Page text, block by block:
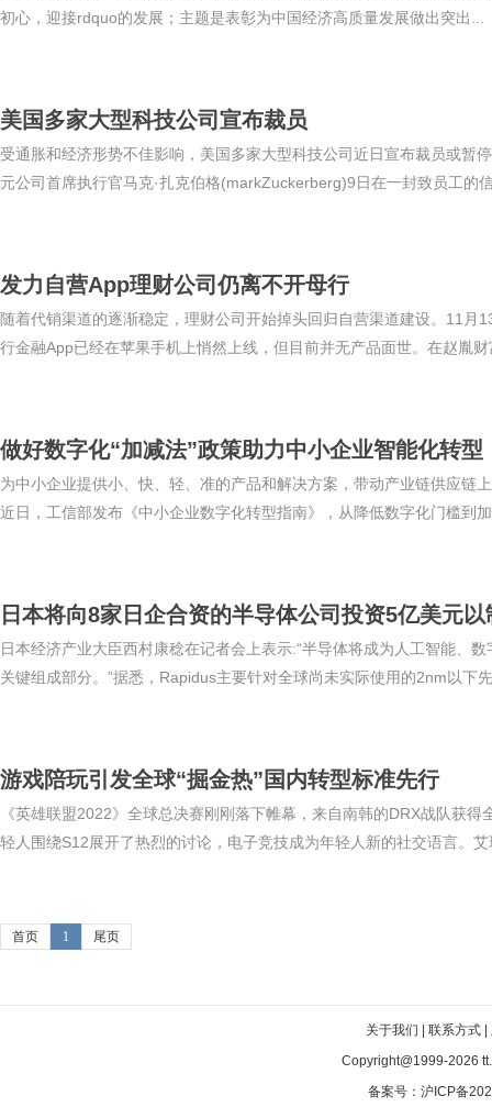
初心，迎接rdquo的发展；主题是表彰为中国经济高质量发展做出突出...
美国多家大型科技公司宣布裁员
受通胀和经济形势不佳影响，美国多家大型科技公司近日宣布裁员或暂
元公司首席执行官马克·扎克伯格(markZuckerberg)9日在一封致员工的
发力自营App理财公司仍离不开母行
随着代销渠道的逐渐稳定，理财公司开始掉头回归自营渠道建设。11月
行金融App已经在苹果手机上悄然上线，但目前并无产品面世。在赵胤
做好数字化“加减法”政策助力中小企业智能化转型
为中小企业提供小、快、轻、准的产品和解决方案，带动产业链供应链
近日，工信部发布《中小企业数字化转型指南》，从降低数字化门槛到
日本将向8家日企合资的半导体公司投资5亿美元
日本经济产业大臣西村康稔在记者会上表示:“半导体将成为人工智能、
关键组成部分。”据悉，Rapidus主要针对全球尚未实际使用的2nm以下
游戏陪玩引发全球“掘金热”国内转型标准先行
《英雄联盟2022》全球总决赛刚刚落下帷幕，来自南韩的DRX战队获
轻人围绕S12展开了热烈的讨论，电子竞技成为年轻人新的社交语言。
首页 1 尾页
关于我们 | 联系方式
Copyright@1999-2026
备案号：沪ICP备